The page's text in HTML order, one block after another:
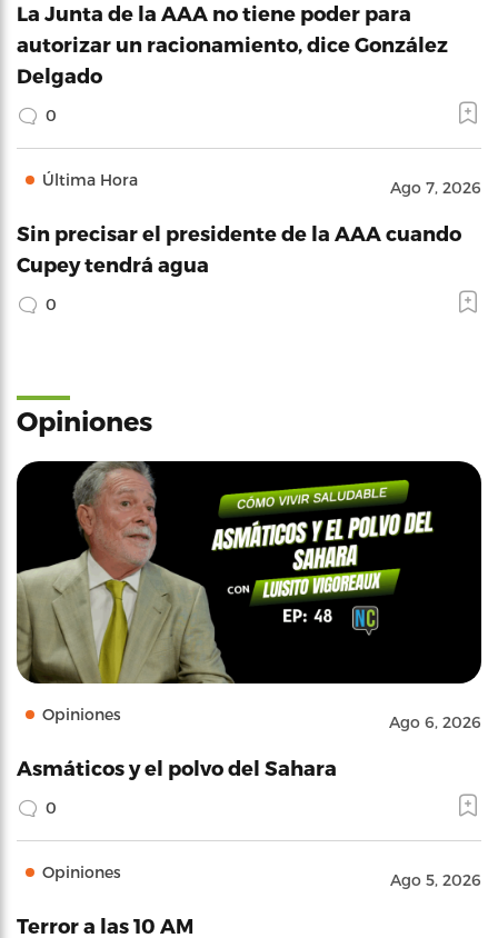
La Junta de la AAA no tiene poder para
autorizar un racionamiento, dice González
Delgado
0
Última Hora Ago 7, 2026
Sin precisar el presidente de la AAA cuando
Cupey tendrá agua
0
Opiniones
Opiniones Ago 6, 2026
Asmáticos y el polvo del Sahara
0
Opiniones Ago 5, 2026
Terror a las 10 AM